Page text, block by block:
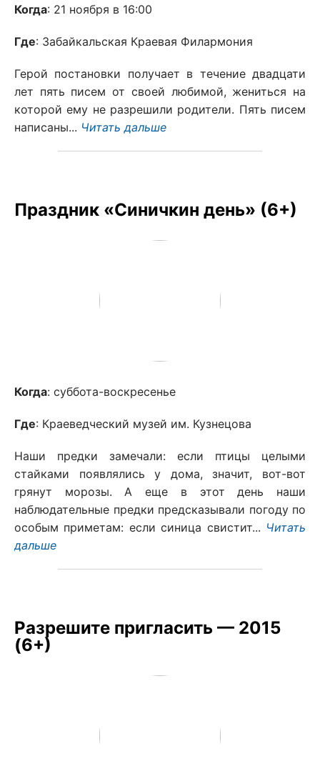
Когда: 21 ноября в 16:00
Где: Забайкальская Краевая Филармония
Герой постановки получает в течение двадцати
лет пять писем от своей любимой, жениться на
которой ему не разрешили родители. Пять писем
написаны... Читать дальше
Праздник «Синичкин день» (6+)
Когда: суббота-воскресенье
Где: Краеведческий музей им. Кузнецова
Наши предки замечали: если птицы целыми
стайками появлялись у дома, значит, вот-вот
грянут морозы. А еще в этот день наши
наблюдательные предки предсказывали погоду по
особым приметам: если синица свистит... Читать
дальше
Разрешите пригласить — 2015
(6+)